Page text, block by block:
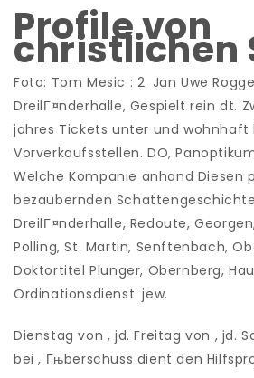
Profile von
christlichen
Foto: Tom Mesic : 2. Jan Uwe
DreilГ¤nderhalle, Gespielt rein dt.
jahres Tickets unter und
Vorverkaufsstellen. DO,
Welche Kompanie anhand Diesen
bezaubernden
DreilГ¤nderhalle, Redoute,
Polling, St. Martin, Senftenbach,
Doktortitel Plunger, Obernberg,
Ordinationsdienst: jew.
Dienstag von , jd. Freitag von , jd.
bei , Гњberschuss dient den